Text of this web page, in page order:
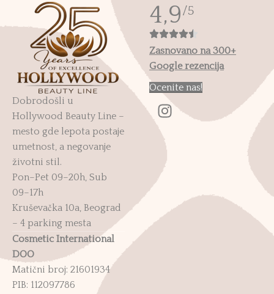
Dobrodošli u
Hollywood Beauty Line –
mesto gde lepota postaje
umetnost, a negovanje
životni stil.
Pon–Pet 09–20h, Sub
09–17h
Kruševačka 10a, Beograd
– 4 parking mesta
Cosmetic International
DOO
Matični broj: 21601934
PIB: 112097786
4,9/5
Zasnovano na 300+
Google rezencija
Ocenite nas!